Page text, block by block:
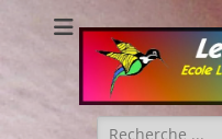
Rechercher :